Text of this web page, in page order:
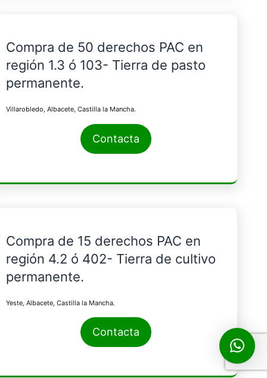
Compra de 50 derechos PAC en
región 1.3 ó 103- Tierra de pasto
permanente.
Villarobledo, Albacete, Castilla la Mancha.
Contacta
Compra de 15 derechos PAC en
región 4.2 ó 402- Tierra de cultivo
permanente.
Yeste, Albacete, Castilla la Mancha.
Contacta